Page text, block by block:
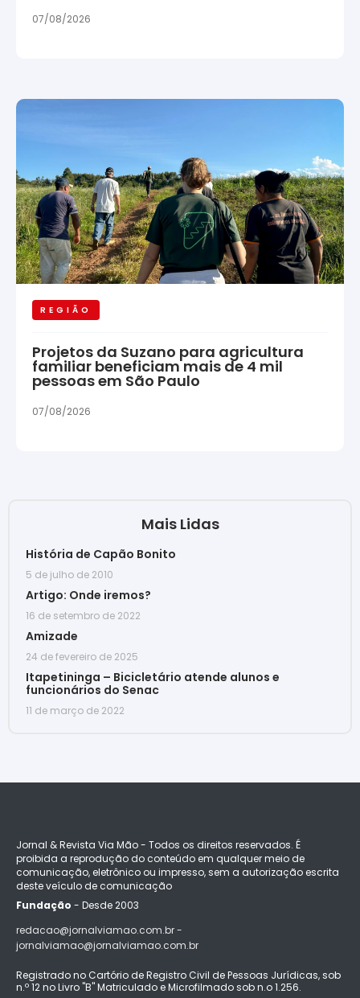
07/08/2026
REGIÃO
Projetos da Suzano para agricultura
familiar beneficiam mais de 4 mil
pessoas em São Paulo
07/08/2026
Mais Lidas
História de Capão Bonito
5 de julho de 2010
Artigo: Onde iremos?
16 de setembro de 2022
Amizade
24 de fevereiro de 2025
Itapetininga – Bicicletário atende alunos e
funcionários do Senac
11 de março de 2022
Jornal & Revista Via Mão - Todos os direitos reservados. É
proibida a reprodução do conteúdo em qualquer meio de
comunicação, eletrônico ou impresso, sem a autorização escrita
deste veículo de comunicação
Fundação - Desde 2003
redacao@jornalviamao.com.br -
jornalviamao@jornalviamao.com.br
Registrado no Cartório de Registro Civil de Pessoas Jurídicas, sob
n.º 12 no Livro "B" Matriculado e Microfilmado sob n.o 1.256.